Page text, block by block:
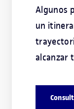
Algunos
un
alcanzar